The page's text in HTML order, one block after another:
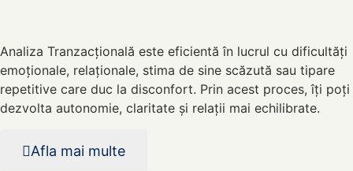
Analiza Tranzacțională este eficientă în lucrul cu dificultăți
emoționale, relaționale, stima de sine scăzută sau tipare
repetitive care duc la disconfort. Prin acest proces, îți poți
dezvolta autonomie, claritate și relații mai echilibrate.
Afla mai multe